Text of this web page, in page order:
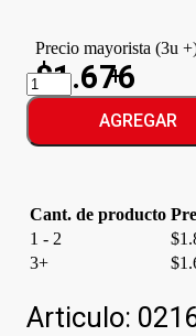
Precio mayorista (3u
$1.676
PLUSBELLE
SHAMPOO.DOY
RESTAURACION
AGREGAR
Cant. de producto
1 - 2
$
3+
$
Articulo: